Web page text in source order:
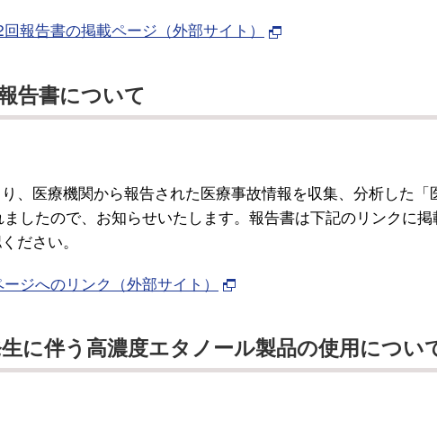
報告書の掲載ページ（外部サイト）
告書について
、医療機関から報告された医療事故情報を収集、分析した「
したので、お知らせいたします。報告書は下記のリンクに
ださい。
ジへのリンク（外部サイト）
に伴う高濃度エタノール製品の使用につい